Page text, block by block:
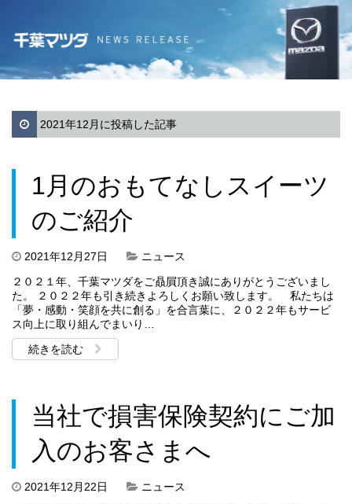
2021年12月に投稿した記事
1月のおもてなしスイーツ
のご紹介
2021年12月27日
ニュース
２０２１年、千葉マツダをご贔屓頂き誠にありがとうございまし
た。 ２０２２年も引き続きよろしくお願い致します。 私たちは
「夢・感動・笑顔を共に創る」を合言葉に、２０２２年もサービ
ス向上に取り組んでまいり…
続きを読む
当社で損害保険契約にご加
入のお客さまへ
2021年12月22日
ニュース